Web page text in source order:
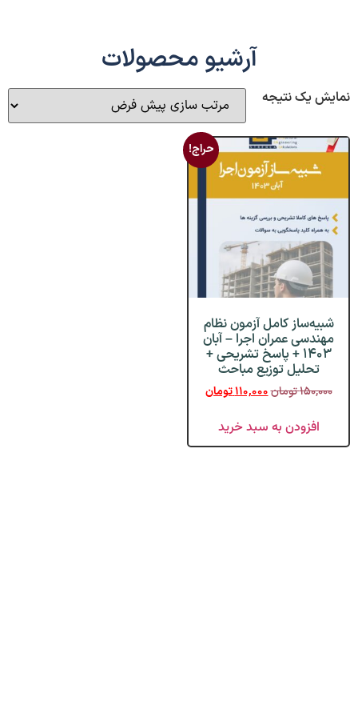
آرشیو محصولات
نمایش یک نتیجه
حراج!
شبیه‌ساز کامل آزمون نظام
مهندسی عمران اجرا – آبان
۱۴۰۳ + پاسخ تشریحی +
تحلیل توزیع مباحث
۱۵۰,۰۰۰تومان۱۱۰,۰۰۰تومان
افزودن به سبد خرید